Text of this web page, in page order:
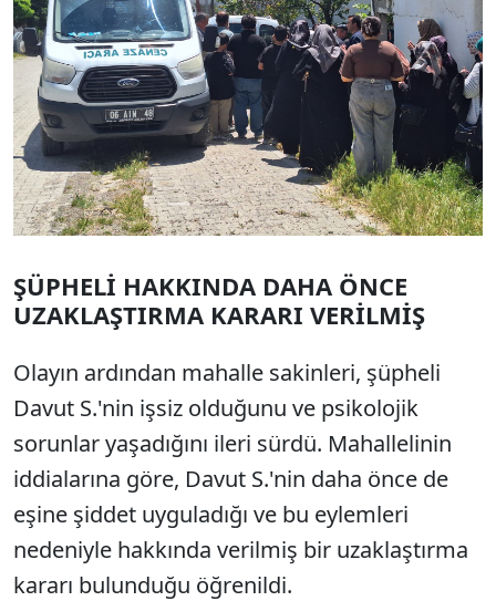
ŞÜPHELİ HAKKINDA DAHA ÖNCE
UZAKLAŞTIRMA KARARI VERİLMİŞ
Olayın ardından mahalle sakinleri, şüpheli
Davut S.'nin işsiz olduğunu ve psikolojik
sorunlar yaşadığını ileri sürdü. Mahallelinin
iddialarına göre, Davut S.'nin daha önce de
eşine şiddet uyguladığı ve bu eylemleri
nedeniyle hakkında verilmiş bir uzaklaştırma
kararı bulunduğu öğrenildi.